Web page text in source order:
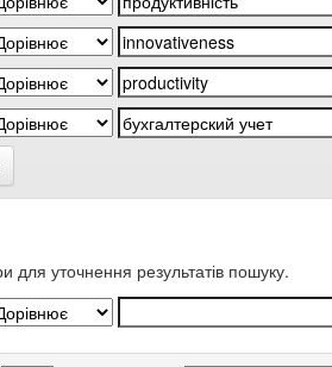
для уточнення результатів пошуку.